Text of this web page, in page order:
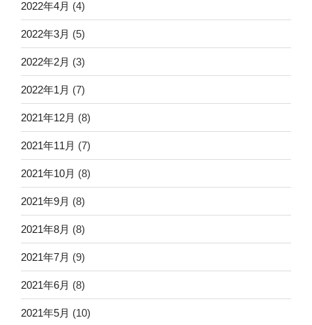
2022年4月 (4)
2022年3月 (5)
2022年2月 (3)
2022年1月 (7)
2021年12月 (8)
2021年11月 (7)
2021年10月 (8)
2021年9月 (8)
2021年8月 (8)
2021年7月 (9)
2021年6月 (8)
2021年5月 (10)